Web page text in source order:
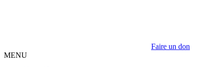
Faire un don
MENU